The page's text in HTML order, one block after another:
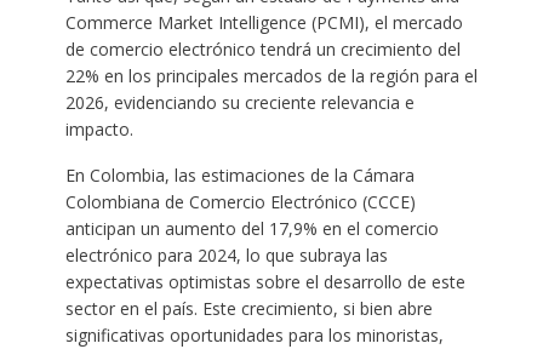
Commerce Market Intelligence (PCMI), el mercado
de comercio electrónico tendrá un crecimiento del
22% en los principales mercados de la región para el
2026, evidenciando su creciente relevancia e
impacto.
En Colombia, las estimaciones de la Cámara
Colombiana de Comercio Electrónico (CCCE)
anticipan un aumento del 17,9% en el comercio
electrónico para 2024, lo que subraya las
expectativas optimistas sobre el desarrollo de este
sector en el país. Este crecimiento, si bien abre
significativas oportunidades para los minoristas,